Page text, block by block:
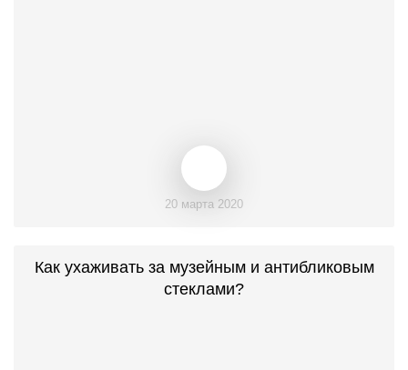
20 марта 2020
Как ухаживать за музейным и антибликовым
стеклами?